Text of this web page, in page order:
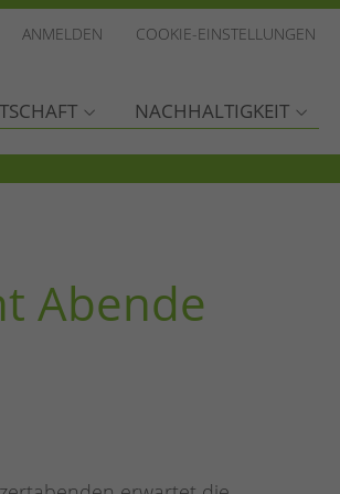
ANMELDEN COOKIE-EINSTELLUNGEN
NACHHALTIGKEIT
Abende